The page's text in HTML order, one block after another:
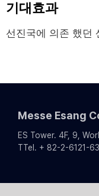
기대효과
선진국에 의존 했던
Messe Esang
ES Tower. 4F, 9,
TTel. + 82-2-6121-